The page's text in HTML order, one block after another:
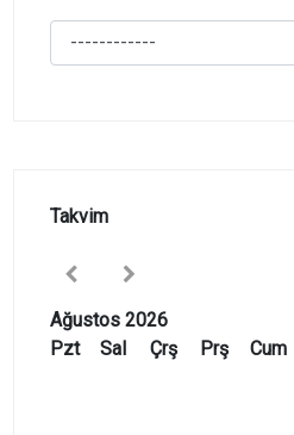
Takvim
Ağustos 2026
Pzt
Sal Çrş Prş Cum